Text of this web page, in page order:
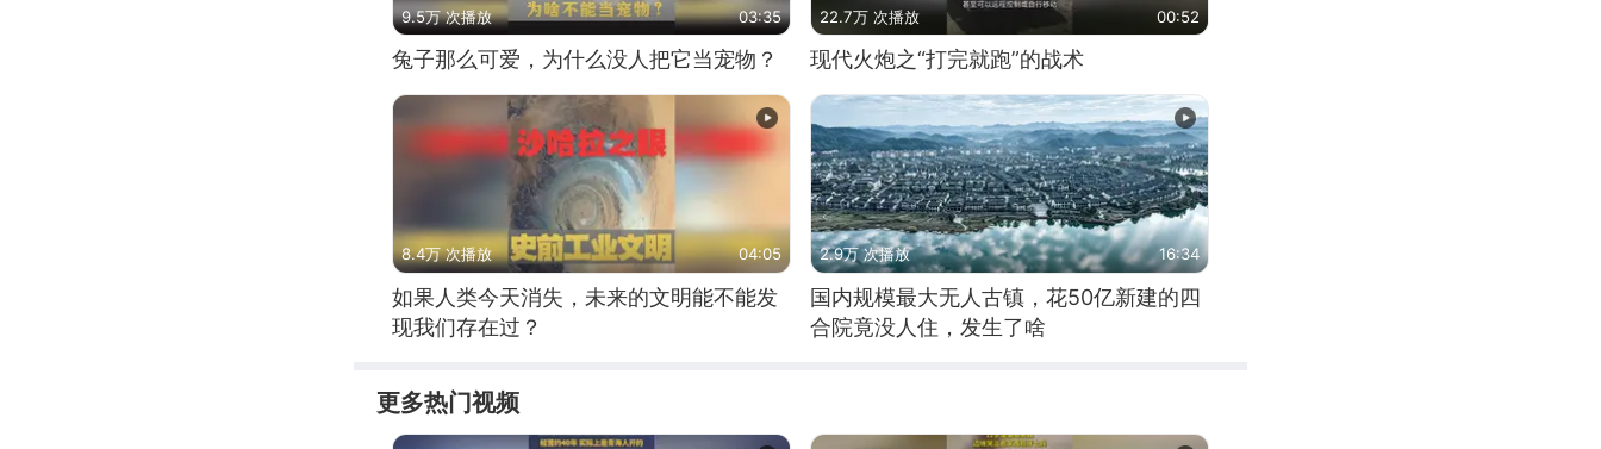
9.5万 次播放 03:35
兔子那么可爱，为什么没人把它当宠物？
22.7万 次播放 00:52
现代火炮之“打完就跑”的战术
8.4万 次播放 04:05
如果人类今天消失，未来的文明能不能发
现我们存在过？
2.9万 次播放 16:34
国内规模最大无人古镇，花50亿新建的四
合院竟没人住，发生了啥
更多热门视频